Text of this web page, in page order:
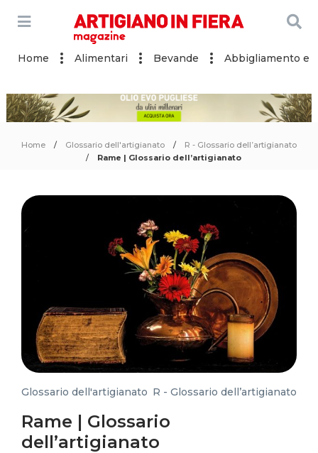
Home Alimentari Bevande Abbigliamento e
Home Glossario dell'artigianato
R - Glossario dell’artigianato
Rame | Glossario dell’artigianato
Glossario dell'artigianato R - Glossario dell’artigianato
Rame | Glossario
dell’artigianato